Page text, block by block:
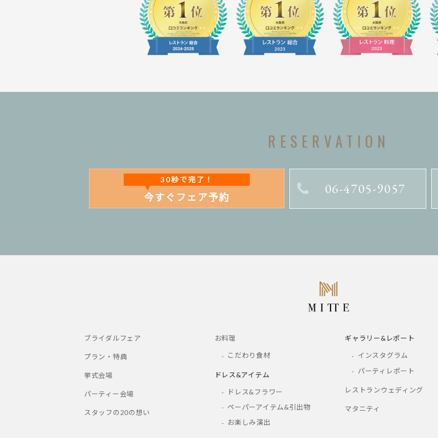
RESERVATION
30秒で完了！
今すぐフェア予約
06-4705-9057
ブライダルフェア
プラン・特典
挙式会場
パーティー会場
スタッフの20の想い
お料理
こだわり食材
ドレス&アイテム
ドレス&フラワー
ペーパーアイテム&引出物
お楽しみ演出
ギャラリー&レポート
インスタグラム
パーティレポート
レストランウェディング
マタニティ